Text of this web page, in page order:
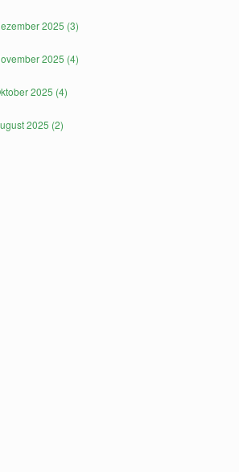
2025 (3)
2025 (4)
2025 (4)
2025 (2)